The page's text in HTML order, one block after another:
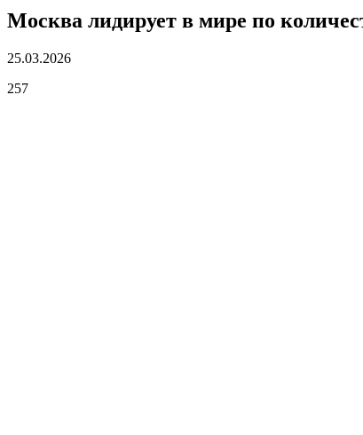
Москва лидирует в мире по
25.03.2026
257